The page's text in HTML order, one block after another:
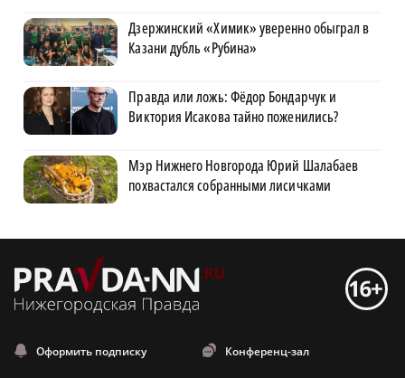
Дзержинский «Химик» уверенно обыграл в
Казани дубль «Рубина»
Правда или ложь: Фёдор Бондарчук и
Виктория Исакова тайно поженились?
Мэр Нижнего Новгорода Юрий Шалабаев
похвастался собранными лисичками
Оформить подписку Конференц-зал